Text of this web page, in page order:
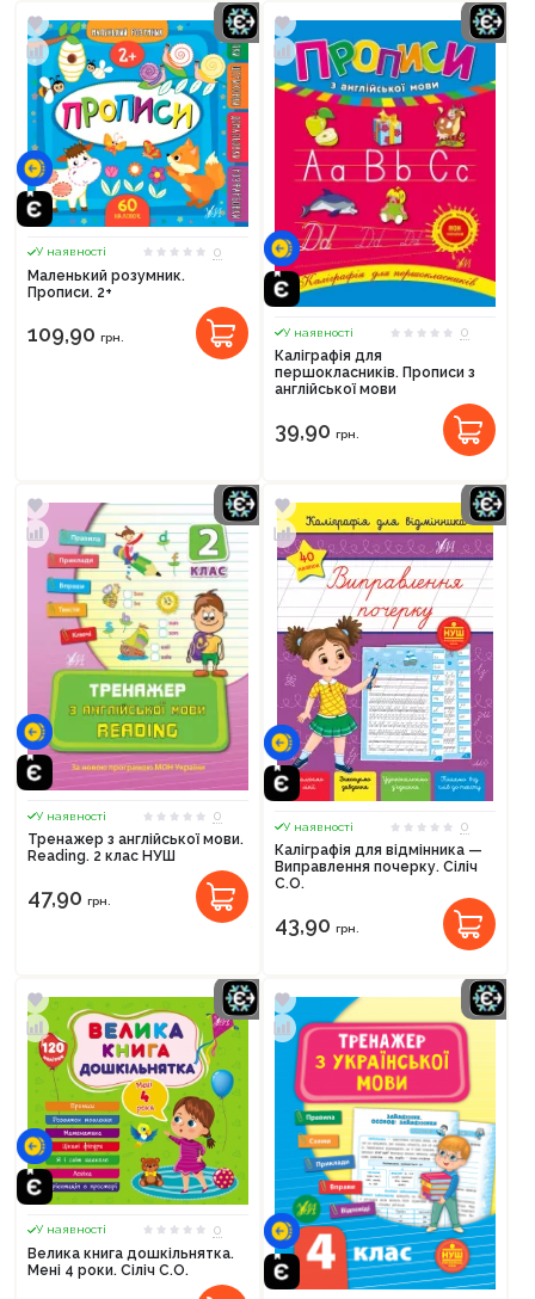
У наявності
0
Маленький розумник.
Прописи. 2+
109,90 грн. У наявності
0
Каліграфія для
першокласників. Прописи з
англійської мови
39,90 грн.
У наявності
0
Тренажер з англійської мови.
Reading. 2 клас НУШ
47,90 грн.
У наявності
0
Каліграфія для відмінника —
Виправлення почерку. Сіліч
С.О.
43,90 грн.
У наявності
0
Велика книга дошкільнятка.
Мені 4 роки. Сіліч С.О.